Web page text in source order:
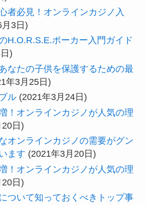
者必見！オンラインカジノ入
3日)
H.O.R.S.E.ポーカー入門ガイド
)
なたの子供を保護するための最
年3月25日)
ル (2021年3月24日)
！オンラインカジノが人気の理
日)
オンラインカジノの需要がグン
ます (2021年3月20日)
！オンラインカジノが人気の理
日)
ついて知っておくべきトップ事